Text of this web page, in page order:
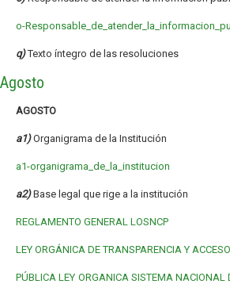
o-
q) Texto íntegro de las resoluciones
Agosto
AGOSTO
a1)Organigrama de la Institución
a1-organigrama_de_la_institucion
a2) Base legal que rige a la institución
REGLAMENTO GENERAL LOSNCP
LEY ORGÁNICA DE TRANSPARENCIA Y
PÚBLICA LEY ORGANICA SISTEMA NACIONAL